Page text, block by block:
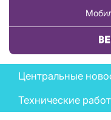
News
menu
Центральные
Технические